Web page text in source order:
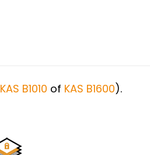
KAS B1010 of KAS B1600).